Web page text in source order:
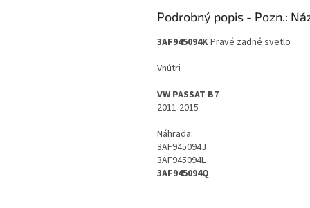
Podrobný popis
3AF945094KPravé zadné svetlo
Vnútri
VW PASSAT B7
2011-2015
Náhrada:
3AF945094J
3AF945094L
3AF945094Q